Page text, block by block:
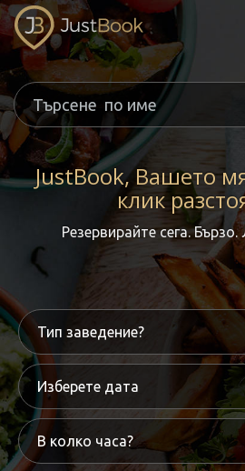
JustBook, Вашето
клик
Резервирайте сега.
Изберете дата